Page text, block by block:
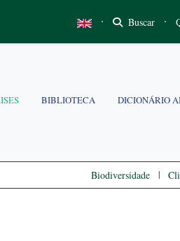
· Buscar ·
BIBLIOTECA DICIONÁRIO
Biodiversidade |